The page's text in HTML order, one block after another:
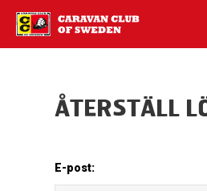
ÅTERSTÄLL
E-post: